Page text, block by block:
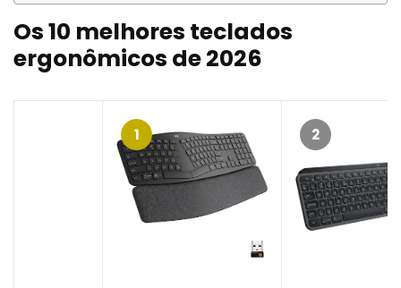
Os 10 melhores teclados
ergonômicos de 2026
1 2